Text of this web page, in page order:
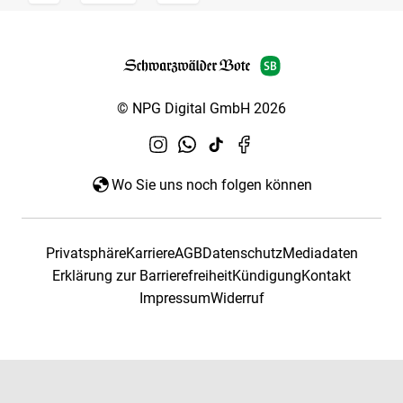
© NPG Digital GmbH 2026
Wo Sie uns noch folgen können
PrivatsphäreKarriereAGBDatenschutzMediadaten
Erklärung zur BarrierefreiheitKündigungKontakt
ImpressumWiderruf